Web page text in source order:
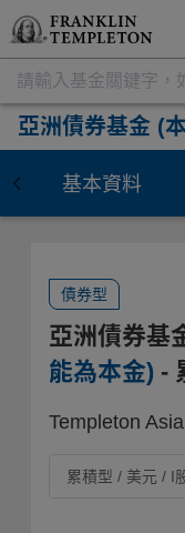
亞洲債券基金 (
基本資料
債券型
亞洲債券基
能為本金) -
Templeton